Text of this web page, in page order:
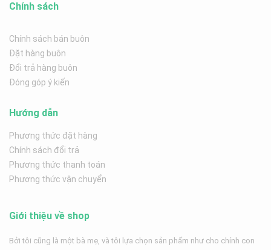
Chính sách
Chính sách bán buôn
Đặt hàng buôn
Đổi trả hàng buôn
Đóng góp ý kiến
Hướng dẫn
Phương thức đặt hàng
Chính sách đổi trả
Phương thức thanh toán
Phương thức vận chuyển
Giới thiệu về shop
Bởi tôi cũng là một bà mẹ, và tôi lựa chọn sản phẩm như cho chính con